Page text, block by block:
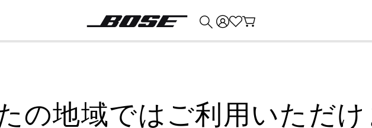
の地域ではご利用いただけ